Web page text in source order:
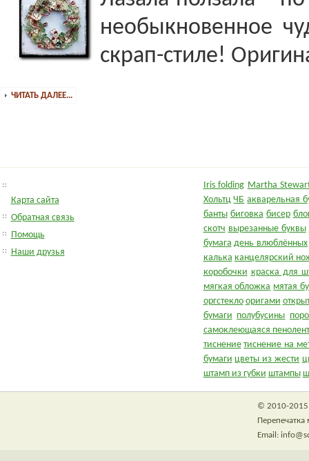
необыкновенное
скрап-стиле!
ЧИТАТЬ ДАЛЕЕ...
Карта сайта
Обратная связь
Помощь
Наши друзья
Iris folding Martha
Хольтц ЧБ акварельная
банты биговка бисер
скотч вырезанные буквы
бумага день влюблённых
калька канцелярский
коробочки краска для
мягкая обложка мятая
оргстекло оригами
бумаги полубусины
самоклеющаяся
тиснение тиснение на
бумаги цветы из жести
штамп из губки штампы
© 2010-2015
Email: